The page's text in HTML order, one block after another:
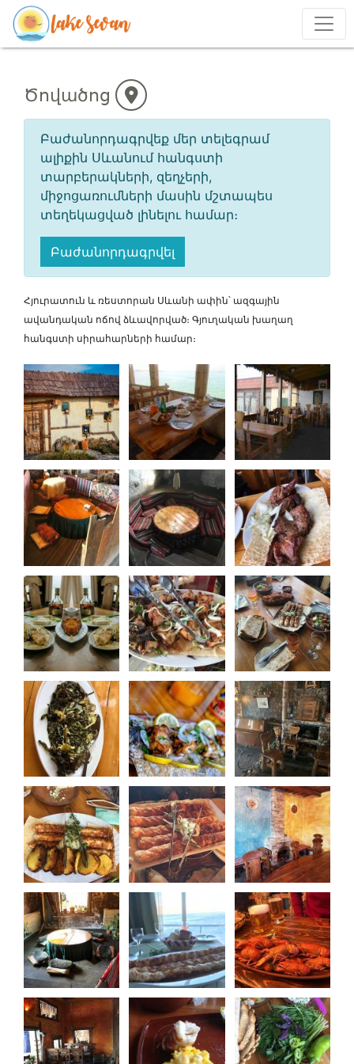
Ծովածոց
Բաժանորդագրվեք մեր տելեգրամ
ալիքին Սևանում հանգստի
տարբերակների, զեղչերի,
միջոցառումների մասին մշտապես
տեղեկացված լինելու համար։
Բաժանորդագրվել
Հյուրատուն և ռեստորան Սևանի ափին՝ ազգային
ավանդական ոճով ձևավորված։ Գյուղական խաղաղ
հանգստի սիրահարների համար։